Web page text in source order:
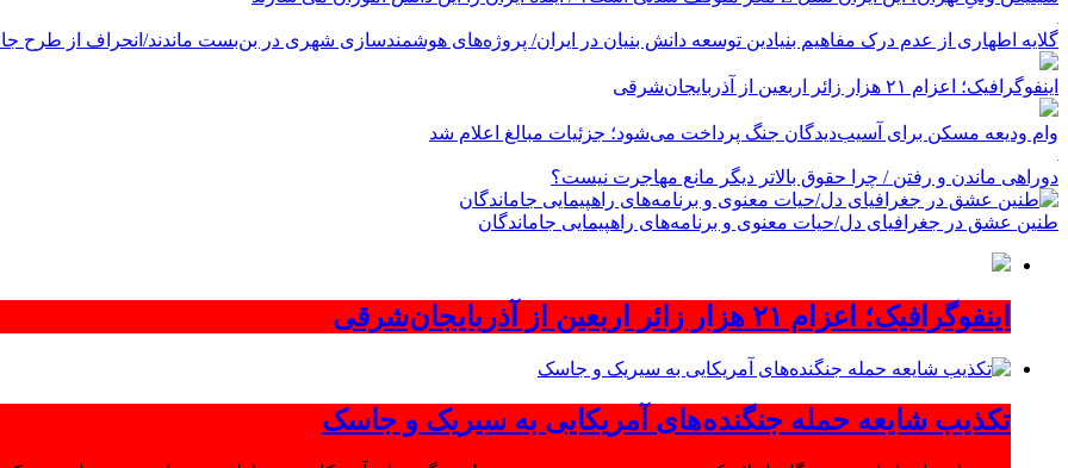
گلایه اطهاری از عدم درک مفاهیم بنیادین توسعه دانش بنیان در ایران/ پروژه‌های هوشمندسازی شهری در بن‌بست ماندند/انحراف از طرح جامع ۱۳۸۶ به کشور
اینفوگرافیک؛ اعزام ۲۱ هزار زائر اربعین از آذربایجان‌شرقی
وام ودیعه مسکن برای آسیب‌دیدگان جنگ پرداخت می‌شود؛ جزئیات مبالغ اعلام شد
دوراهی ماندن و رفتن / چرا حقوق بالاتر دیگر مانع مهاجرت نیست؟
طنین عشق در جغرافیای دل/حیات معنوی و برنامه‌های راهپیمایی جاماندگان
اینفوگرافیک؛ اعزام ۲۱ هزار زائر اربعین از آذربایجان‌شرقی
تکذیب شایعه حمله جنگنده‌های آمریکایی به سیریک و جاسک